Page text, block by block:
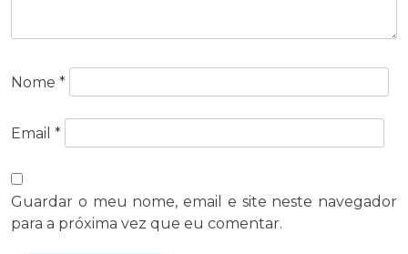
Nome *
Email *
Guardar o meu nome, email e site neste navegador
para a próxima vez que eu comentar.